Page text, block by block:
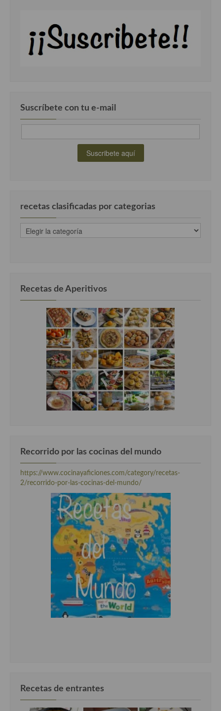
Suscríbete con tu e-mail
recetas clasificadas por categorias
recetas
clasificadas
Recetas de Aperitivos
Recorrido por las cocinas del mundo
https://www.cocinayaficiones.com/category/recetas-
2/recorrido-por-las-cocinas-del-mundo/
Recetas de entrantes